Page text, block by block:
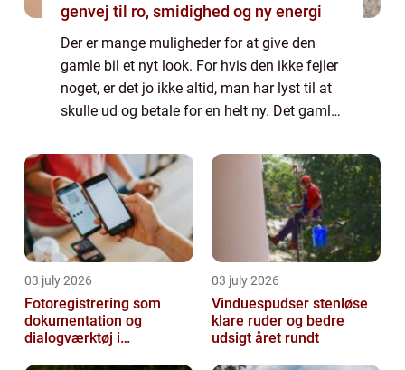
genvej til ro, smidighed og ny energi
Der er mange muligheder for at give den
gamle bil et nyt look. For hvis den ikke fejler
noget, er det jo ikke altid, man har lyst til at
skulle ud og betale for en helt ny. Det gamle
optimeres på en l...
03 july 2026
Fotoregistrering som
dokumentation og
dialogværktøj i
03 july 2026
Vinduespudser stenløse
klare ruder og bedre
udsigt året rundt